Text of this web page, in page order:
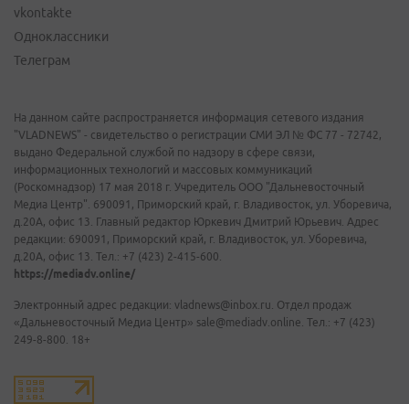
vkontakte
Одноклассники
Телеграм
На данном сайте распространяется информация сетевого издания
"VLADNEWS" - свидетельство о регистрации СМИ ЭЛ № ФС 77 - 72742,
выдано Федеральной службой по надзору в сфере связи,
информационных технологий и массовых коммуникаций
(Роскомнадзор) 17 мая 2018 г. Учредитель ООО "Дальневосточный
Медиа Центр". 690091, Приморский край, г. Владивосток, ул. Уборевича,
д.20А, офис 13. Главный редактор Юркевич Дмитрий Юрьевич. Адрес
редакции: 690091, Приморский край, г. Владивосток, ул. Уборевича,
д.20А, офис 13. Тел.: +7 (423) 2-415-600.
https://mediadv.online/
Электронный адрес редакции: vladnews@inbox.ru. Отдел продаж
«Дальневосточный Медиа Центр» sale@mediadv.online. Тел.: +7 (423)
249-8-800. 18+